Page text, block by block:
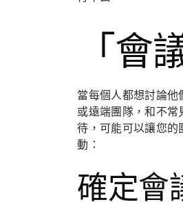
「會
當每個人都想討論他
或遠端團隊，和不常
待，可能可以讓您的
動：
確定會